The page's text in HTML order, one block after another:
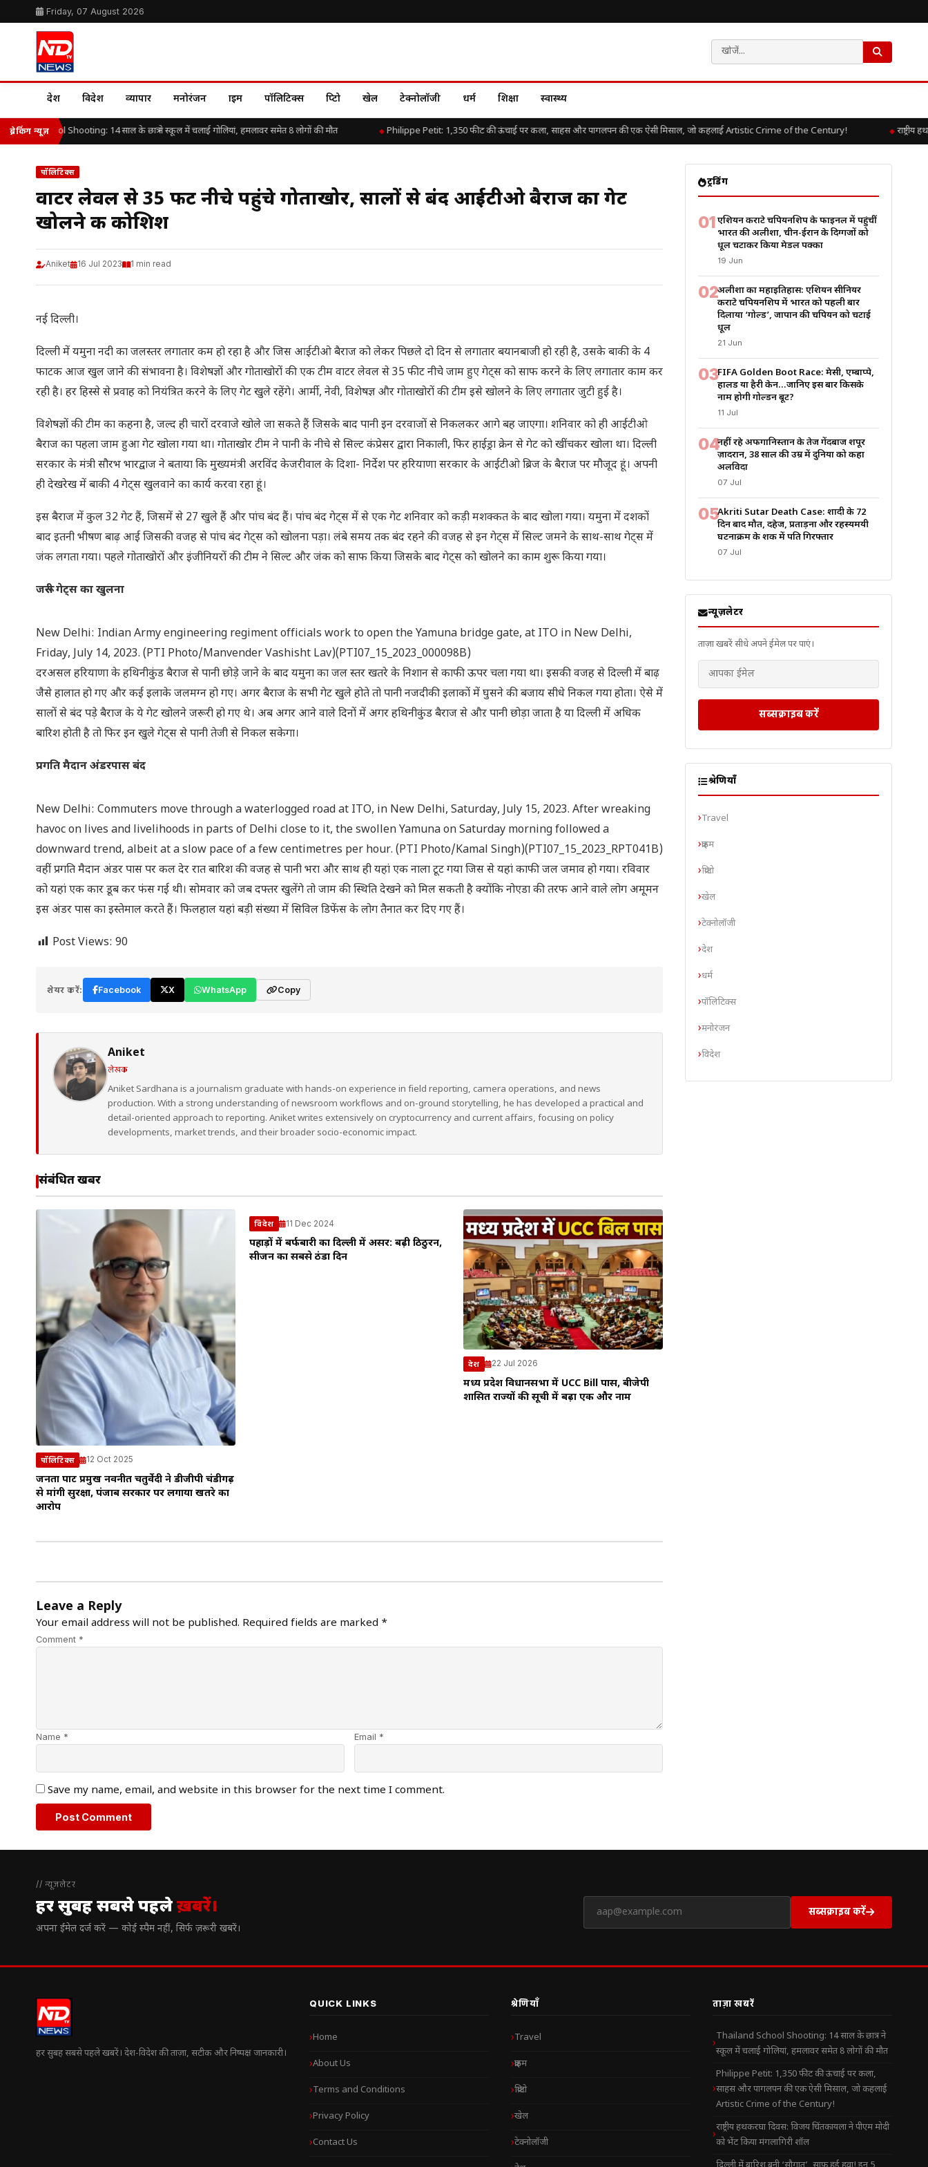
Friday, 07 August 2026
देश विदेश व्यापार मनोरंजन क्राइम पॉलिटिक्स क्रिप्टो खेल टेक्नोलॉजी धर्म शिक्षा स्वास्थ्य
ब्रेकिंग न्यूज़
School Shooting: 14 साल के छात्र ने स्कूल में चलाई गोलियां, हमलावर समेत 8 लोगों की मौत Philippe Petit: 1,350 फीट की ऊंचाई पर कला, साहस और पागलपन की एक ऐसी मिसाल, जो कहलाई Artistic Crime of the Century! राष्ट्रीय
पॉलिटिक्स
वाटर लेवल से 35 फीट नीचे पहुंचे गोताखोर, सालों से बंद आईटीओ बैराज का गेट
खोलने की कोशिश
Aniket 16 Jul 2023 1 min read
नई दिल्ली।
दिल्ली में यमुना नदी का जलस्तर लगातार कम हो रहा है और जिस आईटीओ बैराज को लेकर पिछले दो दिन से लगातार बयानबाजी हो रही है, उसके बाकी के 4
फाटक आज खुल जाने की संभावना है। विशेषज्ञों और गोताखोरों की एक टीम वाटर लेवल से 35 फीट नीचे जाम हुए गेट्स को साफ करने के लिए लगातार काम कर
रही है। हर हिस्से से प्रवाह को नियंत्रित करने के लिए गेट खुले रहेंगे। आर्मी, नेवी, विशेषज्ञ और गोताखोरों की टीम इसे खोलने के लिए लगातार जुटी हुई है।
विशेषज्ञों की टीम का कहना है, जल्द ही चारों दरवाजे खोले जा सकते हैं जिसके बाद पानी इन दरवाजों से निकलकर आगे बह जाएगा। शनिवार को ही आईटीओ
बैराज का पहला जाम हुआ गेट खोला गया था। गोताखोर टीम ने पानी के नीचे से सिल्ट कंप्रेसर द्वारा निकाली, फिर हाईड्रा क्रेन से गेट को खींचकर खोला था। दिल्ली
सरकार के मंत्री सौरभ भारद्वाज ने बताया कि मुख्यमंत्री अरविंद केजरीवाल के दिशा- निर्देश पर हरियाणा सरकार के आईटीओ ब्रिज के बैराज पर मौजूद हूं। अपनी
ही देखरेख में बाकी 4 गेट्स खुलवाने का कार्य करवा रहा हूं।
इस बैराज में कुल 32 गेट हैं, जिसमें से 27 खुले हैं और पांच बंद हैं। पांच बंद गेट्स में से एक गेट शनिवार को कड़ी मशक्कत के बाद खोला गया। यमुना में दशकों
बाद इतनी भीषण बाढ़ आई जिसकी वजह से पांच बंद गेट्स को खोलना पड़ा। लंबे समय तक बंद रहने की वजह से इन गेट्स में सिल्ट जमने के साथ-साथ गेट्स में
जंक लगता गया। पहले गोताखोरों और इंजीनियरों की टीम ने सिल्ट और जंक को साफ किया जिसके बाद गेट्स को खोलने का काम शुरू किया गया।
जरूरी गेट्स का खुलना
New Delhi: Indian Army engineering regiment officials work to open the Yamuna bridge gate, at ITO in New Delhi,
Friday, July 14, 2023. (PTI Photo/Manvender Vashisht Lav)(PTI07_15_2023_000098B)
दरअसल हरियाणा के हथिनीकुंड बैराज से पानी छोड़े जाने के बाद यमुना का जल स्तर खतरे के निशान से काफी ऊपर चला गया था। इसकी वजह से दिल्ली में बाढ़
जैसे हालात हो गए और कई इलाके जलमग्न हो गए। अगर बैराज के सभी गेट खुले होते तो पानी नजदीकी इलाकों में घुसने की बजाय सीधे निकल गया होता। ऐसे में
सालों से बंद पड़े बैराज के ये गेट खोलने जरूरी हो गए थे। अब अगर आने वाले दिनों में अगर हथिनीकुंड बैराज से औऱ पानी छोड़ा जाता है या दिल्ली में अधिक
बारिश होती है तो फिर इन खुले गेट्स से पानी तेजी से निकल सकेगा।
प्रगति मैदान अंडरपास बंद
New Delhi: Commuters move through a waterlogged road at ITO, in New Delhi, Saturday, July 15, 2023. After wreaking
havoc on lives and livelihoods in parts of Delhi close to it, the swollen Yamuna on Saturday morning followed a
downward trend, albeit at a slow pace of a few centimetres per hour. (PTI Photo/Kamal Singh)(PTI07_15_2023_RPT041B)
वहीं प्रगति मैदान अंडर पास पर कल देर रात बारिश की वजह से पानी भरा और साथ ही यहां एक नाला टूट गया जिस से यहां काफी जल जमाव हो गया। रविवार
को यहां एक कार डूब कर फंस गई थी। सोमवार को जब दफ्तर खुलेंगे तो जाम की स्थिति देखने को मिल सकती है क्योंकि नोएडा की तरफ आने वाले लोग अमूमन
इस अंडर पास का इस्तेमाल करते हैं। फिलहाल यहां बड़ी संख्या में सिविल डिफेंस के लोग तैनात कर दिए गए हैं।
Post Views: 90
शेयर करें: Facebook X WhatsApp Copy
Aniket
लेखक
Aniket Sardhana is a journalism graduate with hands-on experience in field reporting, camera operations, and news
production. With a strong understanding of newsroom workflows and on-ground storytelling, he has developed a practical and
detail-oriented approach to reporting. Aniket writes extensively on cryptocurrency and current affairs, focusing on policy
developments, market trends, and their broader socio-economic impact.
संबंधित खबरें
पॉलिटिक्स 12 Oct 2025
जनता पार्टी प्रमुख नवनीत चतुर्वेदी ने डीजीपी चंडीगढ़
से मांगी सुरक्षा, पंजाब सरकार पर लगाया खतरे का
आरोप
विदेश 11 Dec 2024
पहाड़ों में बर्फबारी का दिल्ली में असर: बढ़ी ठिठुरन,
सीजन का सबसे ठंडा दिन
देश 22 Jul 2026
मध्य प्रदेश विधानसभा में UCC Bill पास, बीजेपी
शासित राज्यों की सूची में बढ़ा एक और नाम
Leave a Reply
Your email address will not be published. Required fields are marked *
Comment *
Name * Email *
Save my name, email, and website in this browser for the next time I comment.
ट्रेंडिंग
01एशियन कराटे चैंपियनशिप के फाइनल में पहुंचीं
भारत की अलीशा, चीन-ईरान के दिग्गजों को
धूल चटाकर किया मेडल पक्का
19 Jun
02अलीशा का महाइतिहास: एशियन सीनियर
कराटे चैंपियनशिप में भारत को पहली बार
दिलाया ‘गोल्ड’, जापान की चैंपियन को चटाई
धूल
21 Jun
03FIFA Golden Boot Race: मेसी, एम्बाप्पे,
हालैंड या हैरी केन…जानिए इस बार किसके
नाम होगी गोल्डन बूट?
11 Jul
04नहीं रहे अफगानिस्तान के तेज गेंदबाज शपूर
ज़ादरान, 38 साल की उम्र में दुनिया को कहा
अलविदा
07 Jul
05Akriti Sutar Death Case: शादी के 72
दिन बाद मौत, दहेज, प्रताड़ना और रहस्यमयी
घटनाक्रम के शक में पति गिरफ्तार
07 Jul
न्यूज़लेटर
ताज़ा खबरें सीधे अपने ईमेल पर पाएं।
सब्सक्राइब करें
श्रेणियाँ
Travel
क्राइम
क्रिप्टो
खेल
टेक्नोलॉजी
देश
धर्म
पॉलिटिक्स
मनोरंजन
विदेश
// न्यूज़लेटर
हर सुबह सबसे पहलेख़बरें।
अपना ईमेल दर्ज करें — कोई स्पैम नहीं, सिर्फ ज़रूरी खबरें।
सब्सक्राइब करें
हर सुबह सबसे पहले खबरें। देश-विदेश की ताज़ा, सटीक और निष्पक्ष जानकारी।
QUICK LINKS
Home
About Us
Terms and Conditions
Privacy Policy
Contact Us
श्रेणियाँ
Travel
क्राइम
क्रिप्टो
खेल
टेक्नोलॉजी
ताज़ा खबरें
Thailand School Shooting: 14 साल के छात्र ने
स्कूल में चलाई गोलियां, हमलावर समेत 8 लोगों की मौत
Philippe Petit: 1,350 फीट की ऊंचाई पर कला,
साहस और पागलपन की एक ऐसी मिसाल, जो कहलाई
Artistic Crime of the Century!
राष्ट्रीय हथकरघा दिवस: विजय चिंतकायला ने पीएम मोदी
को भेंट किया मंगलागिरी शॉल